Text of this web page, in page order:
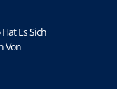
Es Sich
Von